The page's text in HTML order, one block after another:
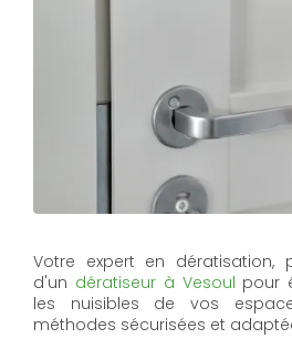
Votre expert en dératisation,
d'un dératiseur à Vesoul pour
les nuisibles de vos
méthodes sécurisées et